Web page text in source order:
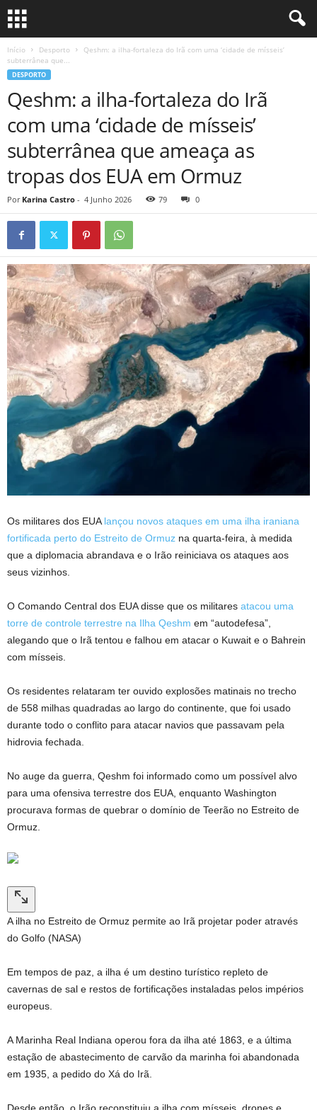
Início Desporto
Qeshm: a ilha-fortaleza do Irã com uma ‘cidade de mísseis’
subterrânea que...
DESPORTO
Qeshm: a ilha-fortaleza do Irã
com uma ‘cidade de mísseis’
subterrânea que ameaça as
tropas dos EUA em Ormuz
Por Karina Castro - 4 Junho 2026 79 0
Os militares dos EUAlançou novos ataques em uma ilha iraniana
fortificada perto do Estreito de Ormuz na quarta-feira, à medida
que a diplomacia abrandava e o Irão reiniciava os ataques aos
seus vizinhos.
O Comando Central dos EUA disse que os militares atacou uma
torre de controle terrestre na Ilha Qeshm em “autodefesa”,
alegando que o Irã tentou e falhou em atacar o Kuwait e o Bahrein
com mísseis.
Os residentes relataram ter ouvido explosões matinais no trecho
de 558 milhas quadradas ao largo do continente, que foi usado
durante todo o conflito para atacar navios que passavam pela
hidrovia fechada.
No auge da guerra, Qeshm foi informado como um possível alvo
para uma ofensiva terrestre dos EUA, enquanto Washington
procurava formas de quebrar o domínio de Teerão no Estreito de
Ormuz.
A ilha no Estreito de Ormuz permite ao Irã projetar poder através
do Golfo (NASA)
Em tempos de paz, a ilha é um destino turístico repleto de
cavernas de sal e restos de fortificações instaladas pelos impérios
europeus.
A Marinha Real Indiana operou fora da ilha até 1863, e a última
estação de abastecimento de carvão da marinha foi abandonada
em 1935, a pedido do Xá do Irã.